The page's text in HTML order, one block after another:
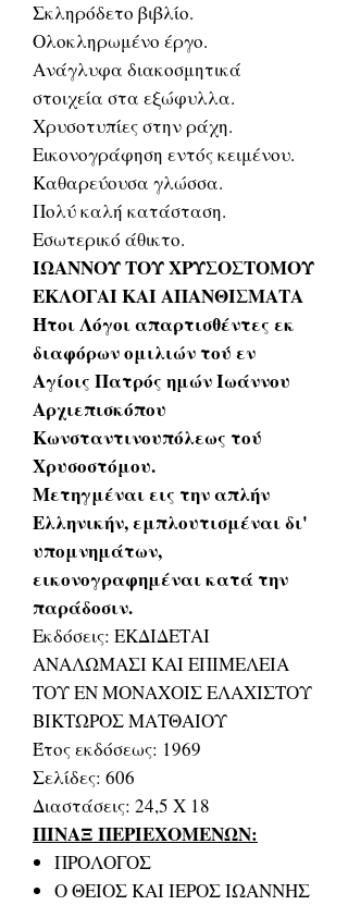
Σκληρόδετο βιβλίο.
Ολοκληρωμένο έργο.
Ανάγλυφα διακοσμητικά
στοιχεία στα εξώφυλλα.
Χρυσοτυπίες στην ράχη.
Εικονογράφηση εντός κειμένου.
Καθαρεύουσα γλώσσα.
Πολύ καλή κατάσταση.
Εσωτερικό άθικτο.
ΙΩΑΝΝΟΥ ΤΟΥ ΧΡΥΣΟΣΤΟΜΟΥ
ΕΚΛΟΓΑΙ ΚΑΙ ΑΠΑΝΘΙΣΜΑΤΑ
Ήτοι Λόγοι απαρτισθέντες εκ
διαφόρων ομιλιών τού εν
Αγίοις Πατρός ημών Ιωάννου
Αρχιεπισκόπου
Κωνσταντινουπόλεως τού
Χρυσοστόμου.
Μετηγμέναι εις την απλήν
Ελληνικήν, εμπλουτισμέναι δι'
υπομνημάτων,
εικονογραφημέναι κατά την
παράδοσιν.
Εκδόσεις: ΕΚΔΙΔΕΤΑΙ
ΑΝΑΛΩΜΑΣΙ ΚΑΙ ΕΠΙΜΕΛΕΙΑ
ΤΟΥ ΕΝ ΜΟΝΑΧΟΙΣ ΕΛΑΧΙΣΤΟΥ
ΒΙΚΤΩΡΟΣ ΜΑΤΘΑΙΟΥ
Έτος εκδόσεως: 1969
Σελίδες: 606
Διαστάσεις: 24,5 Χ 18
ΠΙΝΑΞ ΠΕΡΙΕΧΟΜΕΝΩΝ:
ΠΡΟΛΟΓΟΣ
Ο ΘΕΙΟΣ ΚΑΙ ΙΕΡΟΣ ΙΩΑΝΝΗΣ